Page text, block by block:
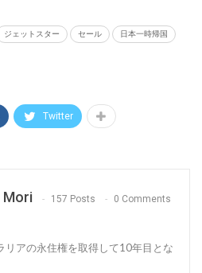
ジェットスター セール 日本一時帰国
Twitter
Mori 157 Posts 0 Comments
リアの永住権を取得して10年目とな